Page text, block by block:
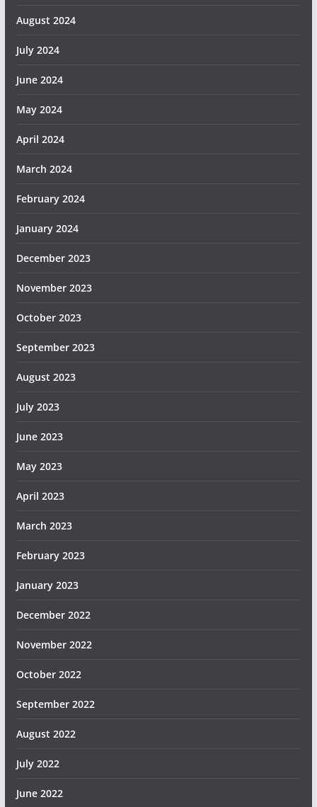
August 2024
July 2024
June 2024
May 2024
April 2024
March 2024
February 2024
January 2024
December 2023
November 2023
October 2023
September 2023
August 2023
July 2023
June 2023
May 2023
April 2023
March 2023
February 2023
January 2023
December 2022
November 2022
October 2022
September 2022
August 2022
July 2022
June 2022